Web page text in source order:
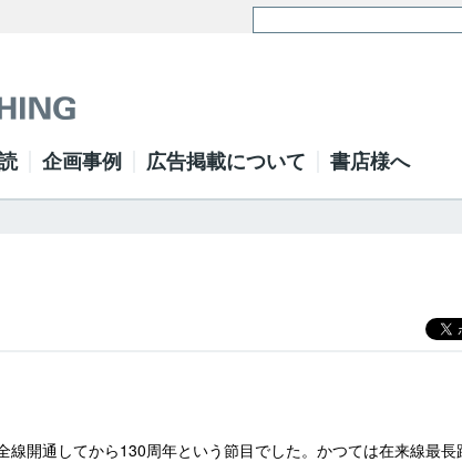
企画事例 広告掲載について 書店様へ
線開通してから130周年という節目でした。かつては在来線最長